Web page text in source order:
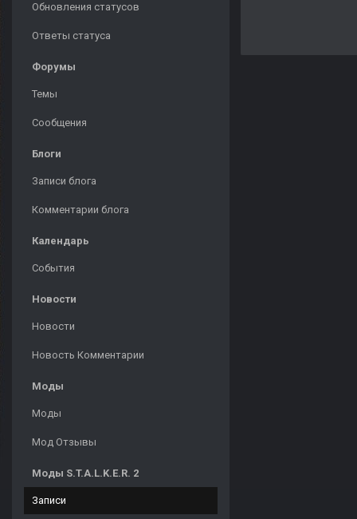
Обновления статусов
Ответы статуса
Форумы
Темы
Сообщения
Блоги
Записи блога
Комментарии блога
Календарь
События
Новости
Новости
Новость Комментарии
Моды
Моды
Мод Отзывы
Моды S.T.A.L.K.E.R. 2
Записи